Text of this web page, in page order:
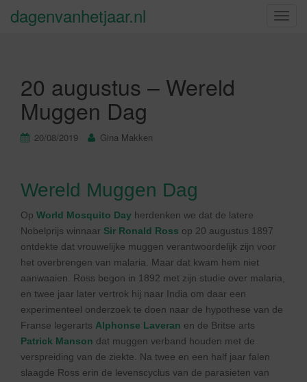
S
dagenvanhetjaar.nl
20 augustus – Wereld
Muggen Dag
20/08/2019 Gina Makken
Wereld Muggen Dag
Op World Mosquito Day herdenken we dat de latere
Nobelprijs winnaar Sir Ronald Ross op 20 augustus 1897
ontdekte dat vrouwelijke muggen verantwoordelijk zijn voor
het overbrengen van malaria. Maar dat kwam hem niet
aanwaaien. Ross begon in 1892 met zijn studie over malaria,
en twee jaar later vertrok hij naar India om daar een
experimenteel onderzoek te doen naar de hypothese van de
Franse legerarts Alphonse Laveran en de Britse arts
Patrick Manson dat muggen verband houden met de
verspreiding van de ziekte. Na twee en een half jaar falen
slaagde Ross erin de levenscyclus van de parasieten van